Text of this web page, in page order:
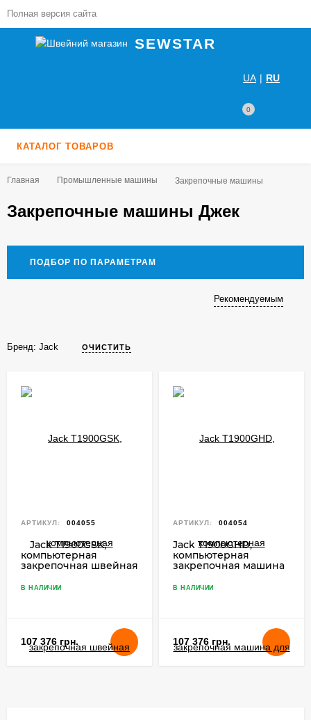
Полная версия сайта
UA | RU
0
SEWSTAR
КАТАЛОГ ТОВАРОВ
Главная Промышленные машины Закрепочные машины
Закрепочные машины Джек
ПОДБОР ПО ПАРАМЕТРАМ
Рекомендуемым
Бренд: Jack ОЧИСТИТЬ
АРТИКУЛ: 004055
Jack T1900GSK,
компьютерная
закрепочная швейная
средних материалов
В НАЛИЧИИ
107 376 грн.
АРТИКУЛ: 004054
Jack T1900GHD,
компьютерная
закрепочная машина
тяжелых материалов
В НАЛИЧИИ
107 376 грн.